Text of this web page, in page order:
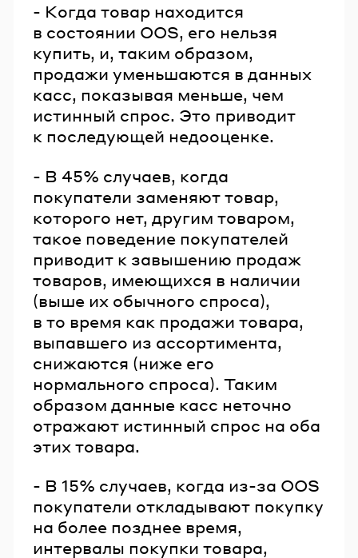
- Когда товар находится
в состоянии OOS, его нельзя
купить, и, таким образом,
продажи уменьшаются в данных
касс, показывая меньше, чем
истинный спрос. Это приводит
к последующей недооценке.
- В 45% случаев, когда
покупатели заменяют товар,
которого нет, другим товаром,
такое поведение покупателей
приводит к завышению продаж
товаров, имеющихся в наличии
(выше их обычного спроса),
в то время как продажи товара,
выпавшего из ассортимента,
снижаются (ниже его
нормального спроса). Таким
образом данные касс неточно
отражают истинный спрос на оба
этих товара.
- В 15% случаев, когда из-за ООS
покупатели откладывают покупку
на более позднее время,
интервалы покупки товара,